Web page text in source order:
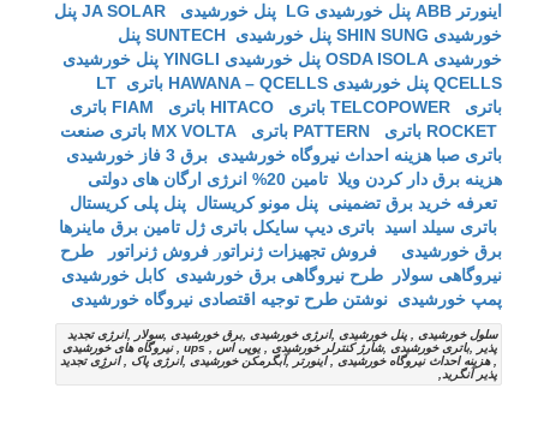
اینورتر ABB
پنل خورشیدی LG پنل خورشیدی JA SOLAR
پنل
خورشیدی SHIN SUNG
پنل خورشیدی SUNTECH
پنل
خورشیدی OSDA ISOLA
پنل خورشیدی YINGLI
پنل خورشیدی
QCELLS پنل خورشیدی HAWANA – QCELLS
باتری LT
باتری TELCOPOWER
باتری HITACO باتری FIAM
باتری
باتری PATTERN باتری MX VOLTA
باتری صنعت
باتری صبا هزینه احداث نیروگاه خورشیدی برق 3 فاز خورشیدی
هزینه برق دار کردن ویلا تامین 20% انرژی ارگان های دولتی
تعرفه خرید برق تضمینی پنل مونو کریستال پنل پلی کریستال
باتری سیلد اسید باتری دیپ سایکل باتری ژل تامین برق ماینرها
برق خورشیدی
فروش تجهیزات ژنراتور فروش ژنراتور
طرح
نیروگاهی سولار
طرح نیروگاهی برق خورشیدی کابل خورشیدی
پمپ خورشیدی نوشتن طرح توجیه اقتصادی نیروگاه خورشیدی
سلول خورشیدی , پنل خورشیدی ,انرژی خورشیدی ,برق خورشیدی ,سولار ,انرژی تجدید
پذیر ,باتری خورشیدی ,شارژ کنترلر خورشیدی , یوپی اس , ups , نیروگاه های خورشیدی
, هزینه احداث نیروگاه خورشیدی , اینورتر ,آبگرمکن خورشیدی ,انرژی پاک , انرژِی تجدید
پذیر آنگرید,